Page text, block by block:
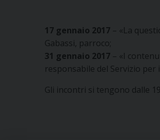
17 gennaio 2017 – «La
Gabassi, parroco;
31 gennaio 2017 – «I
responsabile del Servizio per
Gli incontri si tengono dalle